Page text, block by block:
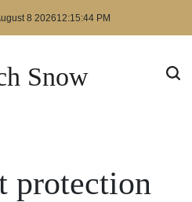
8 202612:15:44 PM
Snow
protection